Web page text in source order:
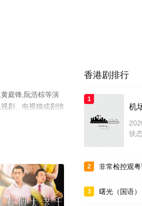
庭锋,阮浩棕等演
剧、电视猫或剧情
香港剧排行
1
机
状
2 非常检控观
3 曙光（国语）